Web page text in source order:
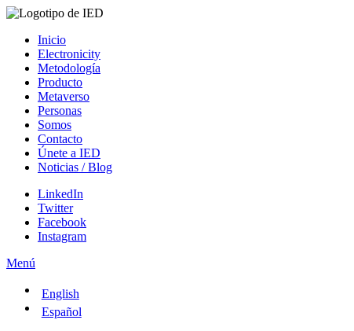
Inicio
Electronicity
Metodología
Producto
Metaverso
Personas
Somos
Contacto
Únete a IED
Noticias / Blog
LinkedIn
Twitter
Facebook
Instagram
Menú
English
Español